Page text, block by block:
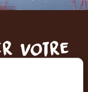
votre